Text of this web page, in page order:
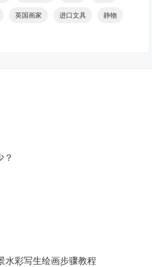
英国画家 进口文具 静物
水彩写生绘画步骤教程